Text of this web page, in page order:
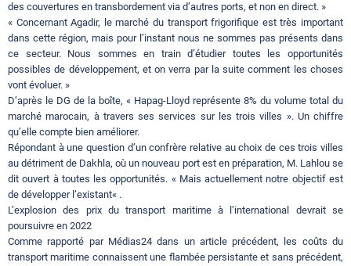
des couvertures en transbordement via d’autres ports, et non en direct. »
« Concernant Agadir, le marché du transport frigorifique est très important
dans cette région, mais pour l’instant nous ne sommes pas présents dans
ce secteur. Nous sommes en train d’étudier toutes les opportunités
possibles de développement, et on verra par la suite comment les choses
vont évoluer. »
D’après le DG de la boîte, « Hapag-Lloyd représente 8% du volume total du
marché marocain, à travers ses services sur les trois villes ». Un chiffre
qu’elle compte bien améliorer.
Répondant à une question d’un confrère relative au choix de ces trois villes
au détriment de Dakhla, où un nouveau port est en préparation, M. Lahlou se
dit ouvert à toutes les opportunités. « Mais actuellement notre objectif est
de développer l’existant« .
L’explosion des prix du transport maritime à l’international devrait se
poursuivre en 2022
Comme rapporté par Médias24 dans un article précédent, les coûts du
transport maritime connaissent une flambée persistante et sans précédent,